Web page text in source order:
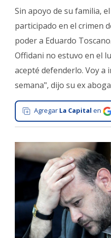
Cultura
Tecnología
Gastronomía
Salud
General
La
Deportes
y
Espectáculos
Policiales
Cartelera
Sin apoyo de su familia,
participado en el crimen
poder a Eduardo
Offidani no estuvo en el
acepté defenderlo. Voy a
semana", dijo su ex
Agregar La Capital en